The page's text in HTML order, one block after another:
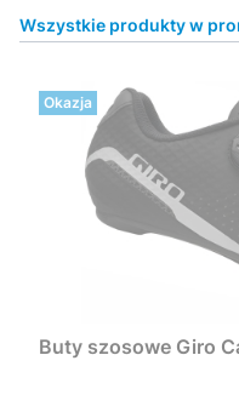
Wszystkie produkty w
Okazja
Buty szosowe Giro